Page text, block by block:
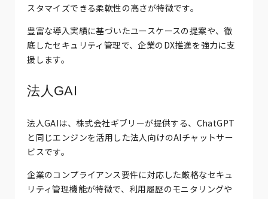
スタマイズできる柔軟性の高さが特徴です。
豊富な導入実績に基づいたユースケースの提案や、徹
底したセキュリティ管理で、企業のDX推進を強力に支
援します。
法人GAI
法人GAIは、株式会社ギブリーが提供する、ChatGPT
と同じエンジンを活用した法人向けのAIチャットサー
ビスです。
企業のコンプライアンス要件に対応した厳格なセキュ
リティ管理機能が特徴で、利用履歴のモニタリングや